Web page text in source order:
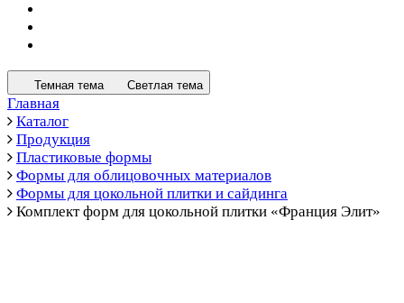
Темная тема Светлая тема
Главная
Каталог
Продукция
Пластиковые формы
Формы для облицовочных материалов
Формы для цокольной плитки и сайдинга
Комплект форм для цокольной плитки «Франция Элит»